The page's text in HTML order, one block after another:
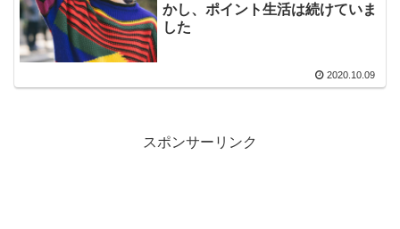
かし、ポイント生活は続けていま
した
2020.10.09
スポンサーリンク